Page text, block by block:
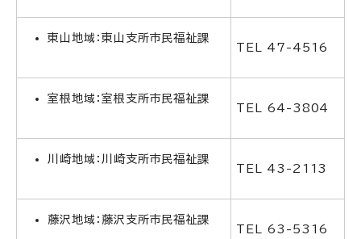
東山地域：東山支所市民福祉課
TEL 47-4516
室根地域：室根支所市民福祉課
TEL 64-3804
川崎地域：川崎支所市民福祉課
TEL 43-2113
藤沢地域：藤沢支所市民福祉課
TEL 63-5316